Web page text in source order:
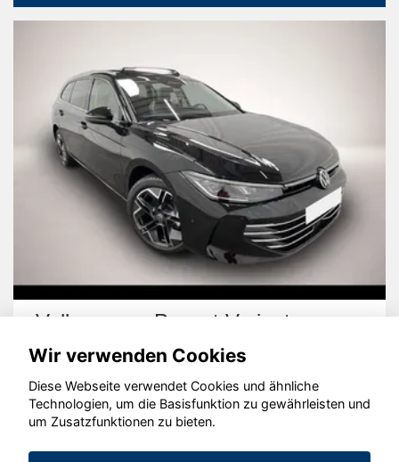
Volkswagen Passat Variant
© konjunkturmotor.de GmbH 2020 - 2026
Wir verwenden Cookies
Diese Webseite verwendet Cookies und ähnliche
Technologien, um die Basisfunktion zu gewährleisten und
um Zusatzfunktionen zu bieten.